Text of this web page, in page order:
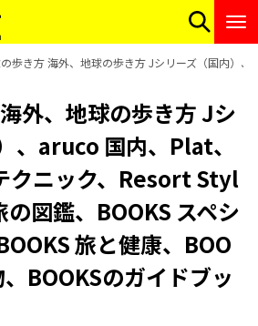
歩き方 海外、地球の歩き方 Jシリーズ（国内）
外、地球の歩き方 Jシ
、aruco 国内、Plat、
クニック、Resort Styl
図鑑、BOOKS スペシ
旅と健康、BOO
BOOKSのガイドブッ